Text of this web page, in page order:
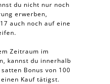
du nicht nur noch
erwerben,
auch noch auf eine
Zeitraum im
kannst du innerhalb
Bonus von 100
Kauf tätigst.